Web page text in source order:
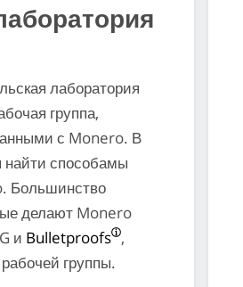
лаборатория
группа,
с Monero. В
найти способамы
Большинство
делают Monero
и Bulletproofs ,
группы.